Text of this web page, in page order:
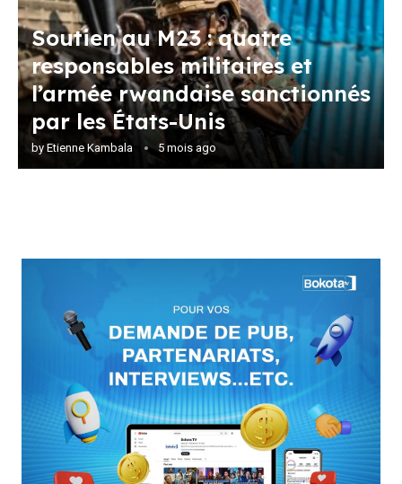
Soutien au M23 : quatre
responsables militaires et
l’armée rwandaise sanctionnés
par les États-Unis
by Etienne Kambala 5 mois ago